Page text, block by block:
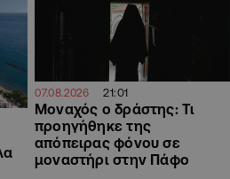
07.08.2026 21:01
Μοναχός ο δράστης: Τι
προηγήθηκε της
απόπειρας φόνου σε
μοναστήρι στην Πάφο